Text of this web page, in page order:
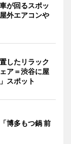
が回るスポッ
外エアコンや
したリラック
ア＝渋谷に屋
スポット
博多もつ鍋 前